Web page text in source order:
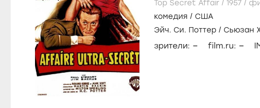
Top Secret Affair / 1957 /
комедия / США
Эйч. Си. Поттер / Сьюзан
зрители: – film.ru: –